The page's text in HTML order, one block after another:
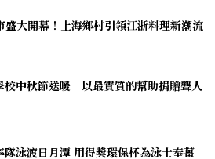
盛大開幕！上海鄉村引領江浙料理新潮流
校中秋節送暖 以最實質的幫助捐贈聾人
隊泳渡日月潭 用得獎環保杯為泳士奉薑